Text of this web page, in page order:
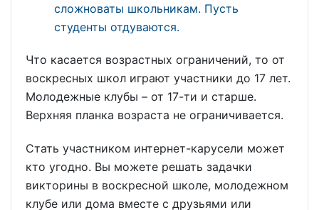
сложноваты школьникам. Пусть
студенты отдуваются.
Что касается возрастных ограничений, то от
воскресных школ играют участники до 17 лет.
Молодежные клубы – от 17-ти и старше.
Верхняя планка возраста не ограничивается.
Стать участником интернет-карусели может
кто угодно. Вы можете решать задачки
викторины в воскресной школе, молодежном
клубе или дома вместе с друзьями или